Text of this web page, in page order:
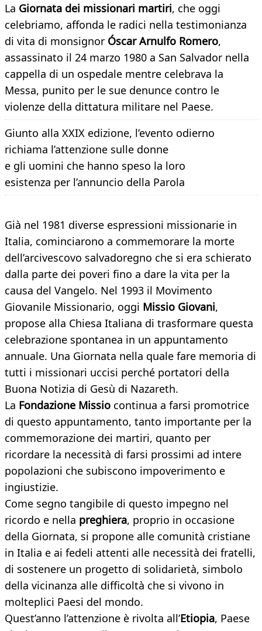
La Giornata dei missionari martiri, che oggi
celebriamo, affonda le radici nella testimonianza
di vita di monsignor Óscar Arnulfo Romero,
assassinato il 24 marzo 1980 a San Salvador nella
cappella di un ospedale mentre celebrava la
Messa, punito per le sue denunce contro le
violenze della dittatura militare nel Paese.
Giunto alla XXIX edizione, l’evento odierno
richiama l’attenzione sulle donne
e gli uomini che hanno speso la loro
esistenza per l’annuncio della Parola
Già nel 1981 diverse espressioni missionarie in
Italia, cominciarono a commemorare la morte
dell’arcivescovo salvadoregno che si era schierato
dalla parte dei poveri fino a dare la vita per la
causa del Vangelo. Nel 1993 il Movimento
Giovanile Missionario, oggi Missio Giovani,
propose alla Chiesa Italiana di trasformare questa
celebrazione spontanea in un appuntamento
annuale. Una Giornata nella quale fare memoria di
tutti i missionari uccisi perché portatori della
Buona Notizia di Gesù di Nazareth.
La Fondazione Missio continua a farsi promotrice
di questo appuntamento, tanto importante per la
commemorazione dei martiri, quanto per
ricordare la necessità di farsi prossimi ad intere
popolazioni che subiscono impoverimento e
ingiustizie.
Come segno tangibile di questo impegno nel
ricordo e nella preghiera, proprio in occasione
della Giornata, si propone alle comunità cristiane
in Italia e ai fedeli attenti alle necessità dei fratelli,
di sostenere un progetto di solidarietà, simbolo
della vicinanza alle difficoltà che si vivono in
molteplici Paesi del mondo.
Quest’anno l’attenzione è rivolta all’Etiopia, Paese